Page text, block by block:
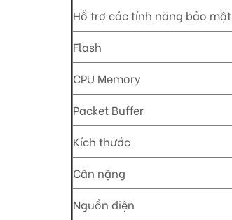
Hỗ trợ các tính năng bảo mật
Flash
CPU Memory
Packet Buffer
Kích thước
Cân nặng
Nguồn điện